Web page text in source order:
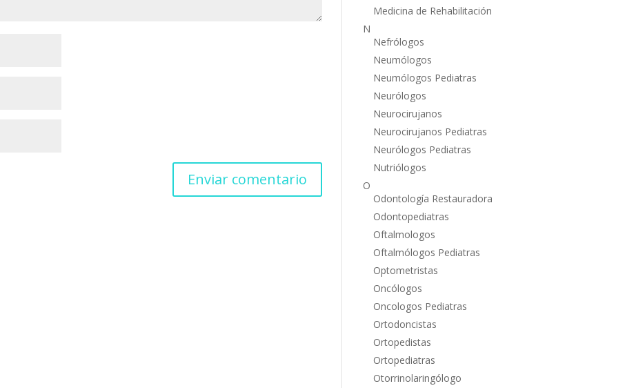
Medicina de Rehabilitación
N
Nefrólogos
Neumólogos
Neumólogos Pediatras
Neurólogos
Neurocirujanos
Neurocirujanos Pediatras
Neurólogos Pediatras
Nutriólogos
O
Odontología Restauradora
Odontopediatras
Oftalmologos
Oftalmólogos Pediatras
Optometristas
Oncólogos
Oncologos Pediatras
Ortodoncistas
Ortopedistas
Ortopediatras
Otorrinolaringólogo